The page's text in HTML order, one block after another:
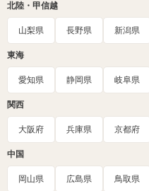
北陸・甲信越
山梨県 長野県 新潟県
東海
愛知県 静岡県 岐阜県
関西
大阪府 兵庫県 京都府
中国
岡山県 広島県 鳥取県